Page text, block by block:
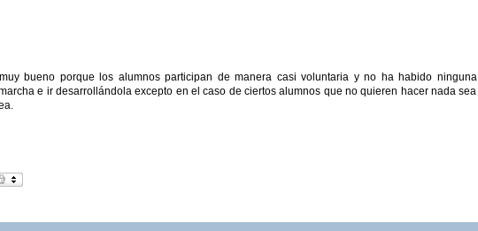
bueno porque los alumnos participan de manera casi voluntaria y no ha habido ninguna
e ir desarrollándola excepto en el caso de ciertos alumnos que no quieren hacer nada sea